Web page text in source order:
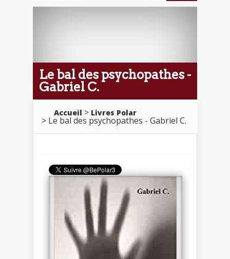
Le bal des psychopathes -
Gabriel C.
Accueil Livres Polar
Le bal des psychopathes - Gabriel C.